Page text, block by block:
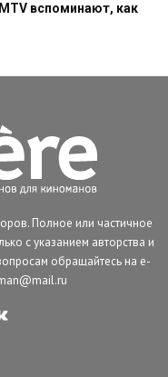
вспоминают, как
Полное или частичное
с указанием авторства и
обращайтесь на e-